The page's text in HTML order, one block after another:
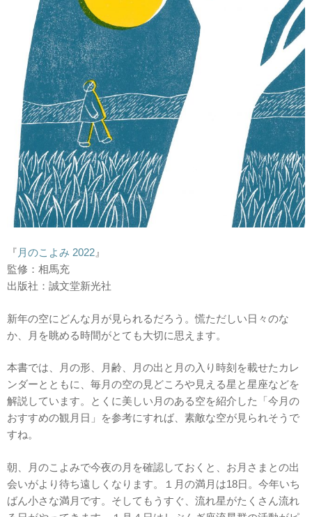
『 月のこよみ 2022 』
監修：相馬充
出版社：誠文堂新光社
新年の空にどんな月が見られるだろう。慌ただしい日々のな
か、月を眺める時間がとても大切に思えます。
本書では、月の形、月齢、月の出と月の入り時刻を載せたカレ
ンダーとともに、毎月の空の見どころや見える星と星座などを
解説しています。とくに美しい月のある空を紹介した「今月の
おすすめの観月日」を参考にすれば、素敵な空が見られそうで
すね。
朝、月のこよみで今夜の月を確認しておくと、お月さまとの出
会いがより待ち遠しくなります。１月の満月は18日。今年いち
ばん小さな満月です。そしてもうすぐ、流れ星がたくさん流れ